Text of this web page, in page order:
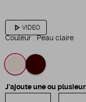
play_arrow VIDEO
Couleur : Peau claire
J'ajoute une ou